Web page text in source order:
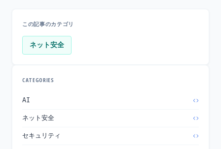
この記事のカテゴリ
ネット安全
CATEGORIES
AI
ネット安全
セキュリティ